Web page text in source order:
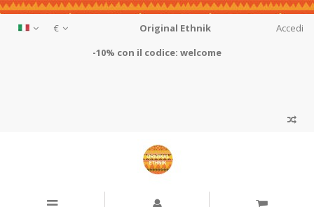
€ Accedi
Original Ethnik
-10% con il codice: welcome